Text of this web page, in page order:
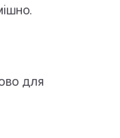
для